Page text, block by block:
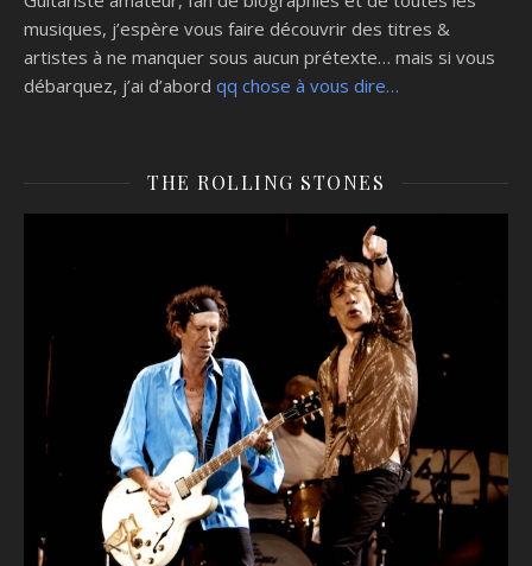
musiques, j’espère vous faire découvrir des titres &
artistes à ne manquer sous aucun prétexte… mais si vous
débarquez, j’ai d’abord qq chose à vous dire…
THE ROLLING STONES